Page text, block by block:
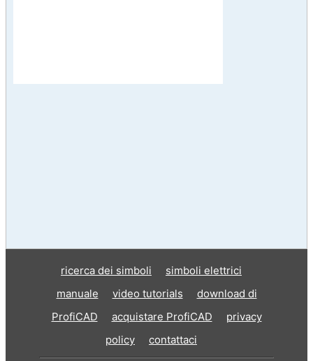
ricerca dei simboli
simboli elettrici
manuale
video tutorials
download di
ProfiCAD
acquistare ProfiCAD
privacy
policy
contattaci